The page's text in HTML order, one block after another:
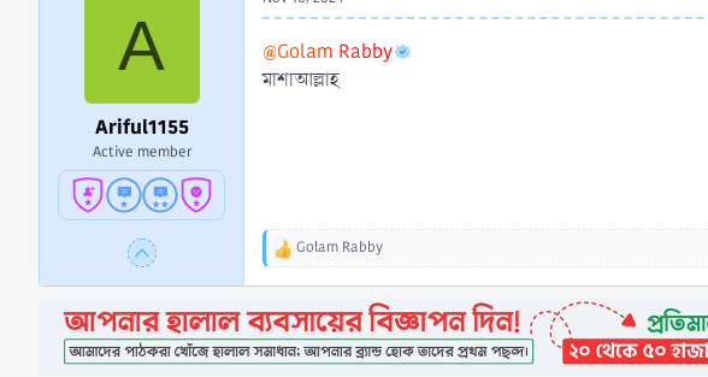
A
Ariful1155
Active member
@Golam Rabby
মাশাআল্লাহ
R
c
t
i
Golam Rabby